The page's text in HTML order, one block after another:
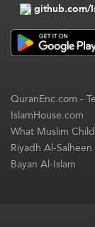
github.com/
QuranEnc.com-
IslamHouse.com
What Muslim
Riyadh Al-
Bayan Al-Islam